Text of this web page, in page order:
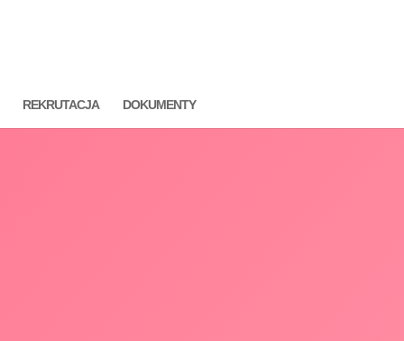
REKRUTACJA DOKUMENTY